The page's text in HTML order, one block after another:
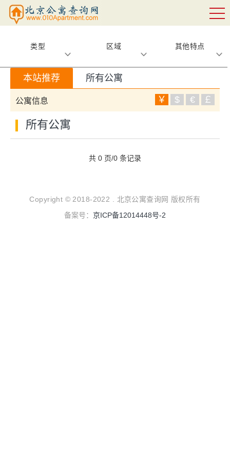
类型 区域 其他特点
本站推荐 所有公寓
公寓信息 ￥ $ € ￡
所有公寓
共 0 页/0 条记录
Copyright © 2018-2022 . 北京公寓查询网 版权所有
备案号： 京ICP备12014448号-2